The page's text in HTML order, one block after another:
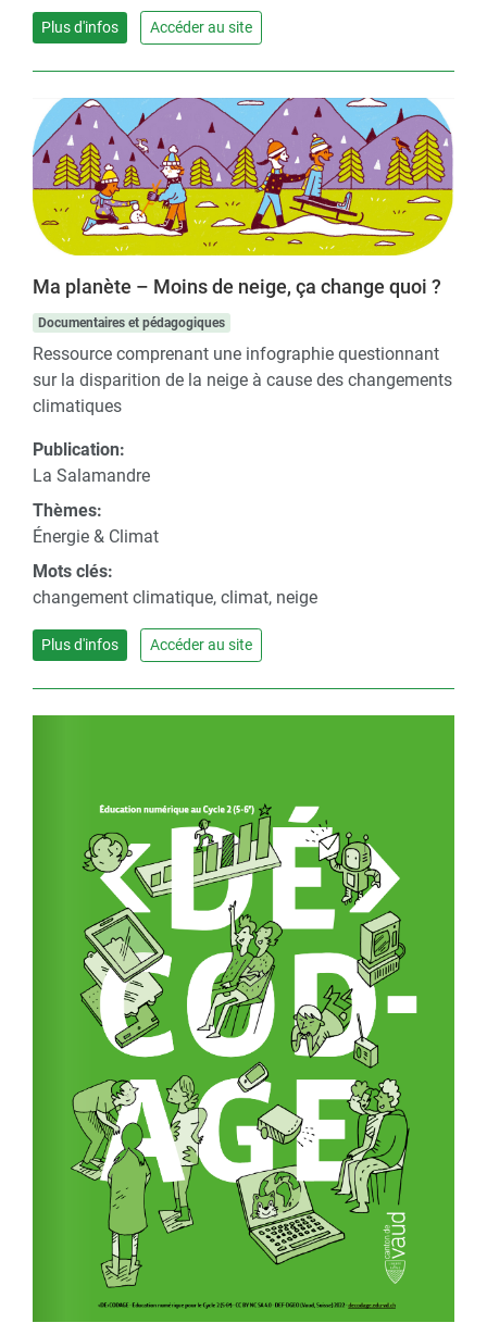
Plus d'infos Accéder au site
Ma planète – Moins de neige, ça change quoi ?
Documentaires et pédagogiques
Ressource comprenant une infographie questionnant
sur la disparition de la neige à cause des changements
climatiques
Publication:
La Salamandre
Thèmes:
Énergie & Climat
Mots clés:
changement climatique, climat, neige
Plus d'infos Accéder au site